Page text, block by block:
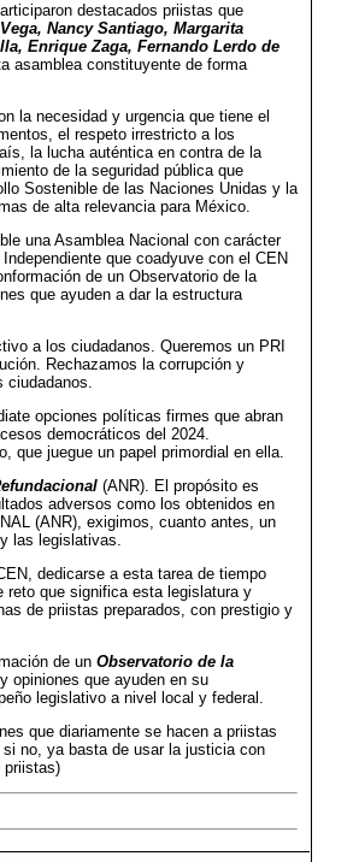
destacados priistas que
Nancy Santiago, Margarita
Enrique Zaga, Fernando Lerdo de
asamblea constituyente de forma
la necesidad y urgencia que tiene el
el respeto irrestricto a los
la lucha auténtica en contra de la
de la seguridad pública que
Sostenible de las Naciones Unidas y la
de alta relevancia para México.
una Asamblea Nacional con carácter
que coadyuve con el CEN
de un Observatorio de la
que ayuden a dar la estructura
a los ciudadanos. Queremos un PRI
Rechazamos la corrupción y
ciudadanos.
opciones políticas firmes que abran
democráticos del 2024.
que juegue un papel primordial en ella.
(ANR). El propósito es
adversos como los obtenidos en
(ANR), exigimos, cuanto antes, un
las legislativas.
dedicarse a esta tarea de tiempo
reto que significa esta legislatura y
de priistas preparados, con prestigio y
de un Observatorio de la
opiniones que ayuden en su
legislativo a nivel local y federal.
que diariamente se hacen a priistas
no, ya basta de usar la justicia con
priistas)